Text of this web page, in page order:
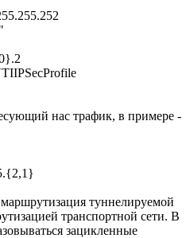
нас трафик, в примере -
туннелируемой
транспортной сети. В
зацикленные